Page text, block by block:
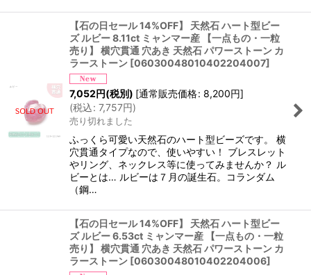
【石の日セール 14%OFF】 天然石 ハート型ビー
ズ ルビー 8.11ct ミャンマー産 【一点もの・一粒
売り】 横穴貫通 穴あき 天然石 パワーストーン カ
ラーストーン [06030048010402204007]
7,052円(税別) [通常販売価格: 8,200円]
(税込: 7,757円)
売り切れました
ふっくら可愛い天然石のハート型ビーズです。 横
穴貫通タイプなので、使いやすい！ ブレスレット
やリング、ネックレス等に使ってみませんか？ ル
ビーとは… ルビーは７月の誕生石。コランダム
（鋼…
【石の日セール 14%OFF】 天然石 ハート型ビー
ズ ルビー 6.53ct ミャンマー産 【一点もの・一粒
売り】 横穴貫通 穴あき 天然石 パワーストーン カ
ラーストーン [06030048010402204006]